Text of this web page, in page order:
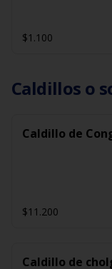
$1.100
Caldillos o
Caldillo de
$11.200
Caldillo de